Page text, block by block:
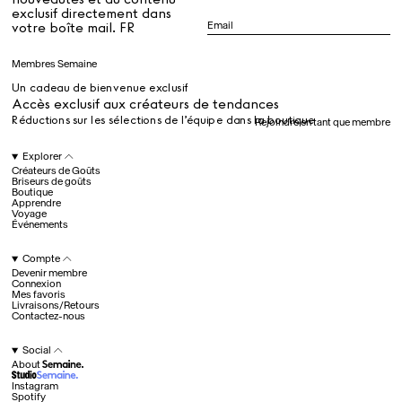
Dr Stolberg's Daily Habits to Support Your Inner Health
juil.. 25th
Ryan Gander
Newsletter
Inscrivez-vous pour
des nouveautés et du
contenu exclusif
directement dans votre
boîte mail. FR
exclusif directement dans
votre boîte mail. FR
Membres Semaine
Accès exclusif aux créateurs de tendances
Réductions sur les sélections de l’équipe dans la boutique
Un cadeau de bienvenue exclusif
Rejoindre en tant que membre
Explorer
Créateurs de Goûts
Briseurs de goûts
Boutique
Apprendre
Voyage
Événements
Compte
Devenir membre
Connexion
Mes favoris
Livraisons/Retours
Contactez-nous
Social
About
Instagram
Spotify